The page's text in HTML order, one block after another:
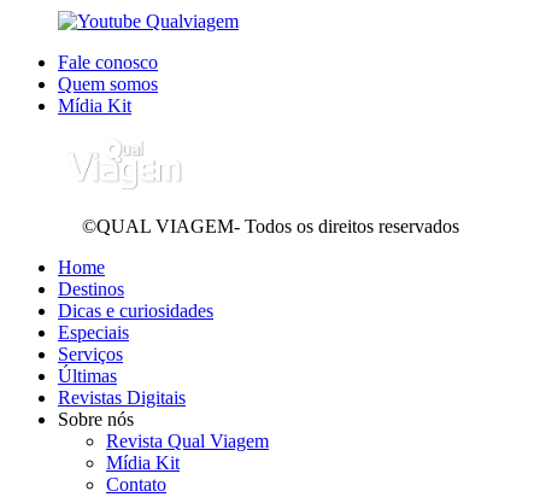
Fale conosco
Quem somos
Mídia Kit
©QUAL VIAGEM- Todos os direitos reservados
Home
Destinos
Dicas e curiosidades
Especiais
Serviços
Últimas
Revistas Digitais
Sobre nós
Revista Qual Viagem
Mídia Kit
Contato